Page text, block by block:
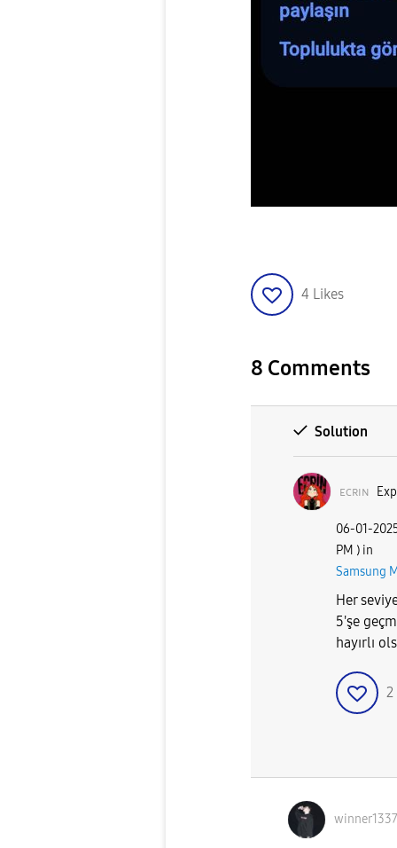
4 Likes
8 Comments
Solution
ᴇᴄʀɪɴ
‎06-01-
PM ) in
Samsung
Her
5'şe
hayırlı
2
winner1337